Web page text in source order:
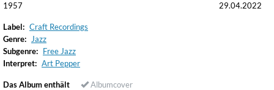
1957
29.04.2022
Label: Craft Recordings
Genre:
Jazz
Subgenre: Free Jazz
Interpret: Art Pepper
Das Album enthält Albumcover